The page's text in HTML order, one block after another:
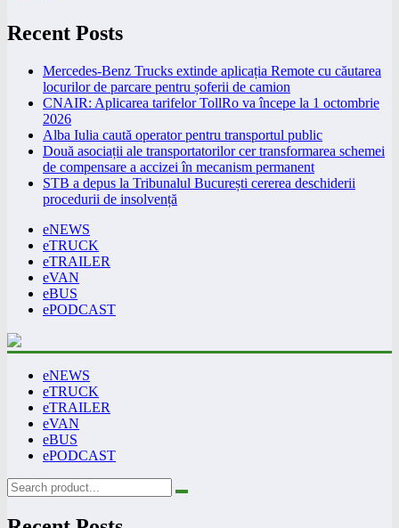
Recent Posts
Mercedes-Benz Trucks extinde aplicația Remote cu căutarea
locurilor de parcare pentru șoferii de camion
CNAIR: Aplicarea tarifelor TollRo va începe la 1 octombrie
2026
Alba Iulia caută operator pentru transportul public
Două asociații ale transportatorilor cer transformarea schemei
de compensare a accizei în mecanism permanent
STB a depus la Tribunalul București cererea deschiderii
procedurii de insolvență
eNEWS
eTRUCK
eTRAILER
eVAN
eBUS
ePODCAST
eNEWS
eTRUCK
eTRAILER
eVAN
eBUS
ePODCAST